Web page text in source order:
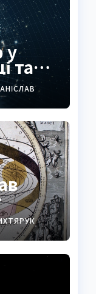
у
та
чому